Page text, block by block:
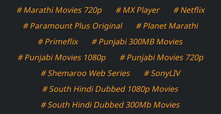
# Marathi Movies 720p
# MX Player
# Netflix
# Paramount Plus Original
# Planet Marathi
# Primeflix
# Punjabi 300MB Movies
# Punjabi Movies 1080p
# Punjabi Movies 720p
# Shemaroo Web Series
# SonyLIV
# South Hindi Dubbed 1080p Movies
# South Hindi Dubbed 300Mb Movies